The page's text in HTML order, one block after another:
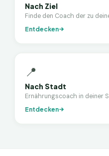
Nach Ziel
Finde den Coach der zu
Entdecken
📍
Nach Stadt
Ernährungscoach in deiner
Entdecken